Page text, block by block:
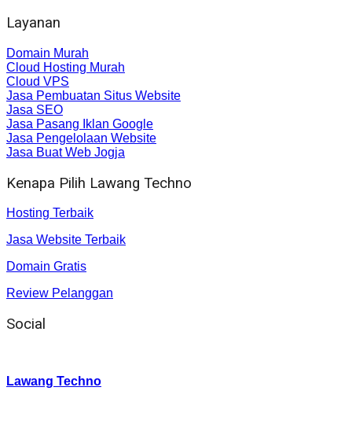
Layanan
Domain Murah
Cloud Hosting Murah
Cloud VPS
Jasa Pembuatan Situs Website
Jasa SEO
Jasa Pasang Iklan Google
Jasa Pengelolaan Website
Jasa Buat Web Jogja
Kenapa Pilih Lawang Techno
Hosting Terbaik
Jasa Website Terbaik
Domain Gratis
Review Pelanggan
Social
Lawang Techno